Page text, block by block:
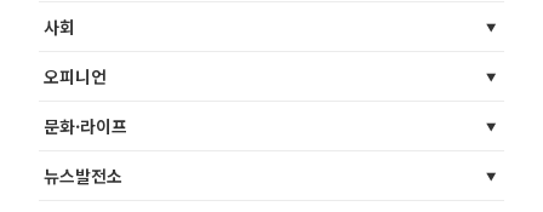
사회
오피니언
문화·라이프
뉴스발전소